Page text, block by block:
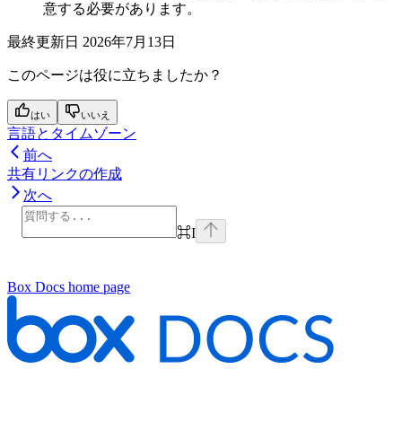
意する必要があります。
最終更新日 2026年7月13日
このページは役に立ちましたか？
はい いいえ
言語とタイムゾーン
前へ
共有リンクの作成
次へ
⌘I
Box Docs home page